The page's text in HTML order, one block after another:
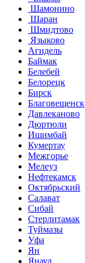
Шамонино
Шаран
Шмидтово
Языково
Агидель
Баймак
Белебей
Белорецк
Бирск
Благовещенск
Давлеканово
Дюртюли
Ишимбай
Кумертау
Межгорье
Мелеуз
Нефтекамск
Октябрьский
Салават
Сибай
Стерлитамак
Туймазы
Уфа
Ян
Янаул